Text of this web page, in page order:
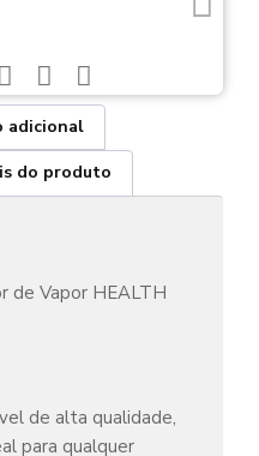
adicional
do produto
de Vapor HEALTH
de alta qualidade,
para qualquer